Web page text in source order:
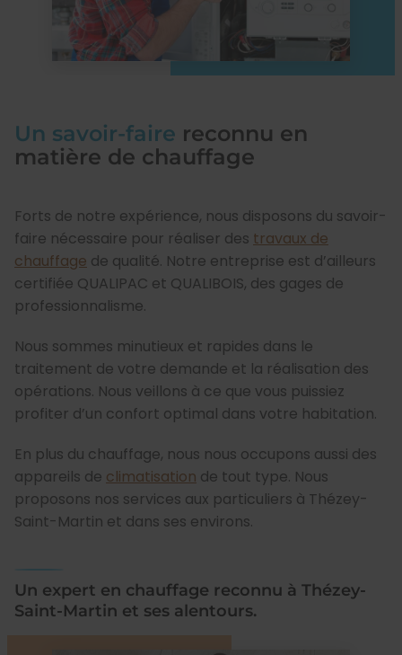
Un savoir-faire reconnu en
matière de chauffage
Forts de notre expérience, nous disposons du savoir-
faire nécessaire pour réaliser des travaux de
chauffage de qualité. Notre entreprise est d’ailleurs
certifiée QUALIPAC et QUALIBOIS, des gages de
professionnalisme.
Nous sommes minutieux et rapides dans le
traitement de votre demande et la réalisation des
opérations. Nous veillons à ce que vous puissiez
profiter d’un confort optimal dans votre habitation.
En plus du chauffage, nous nous occupons aussi des
appareils de climatisation de tout type. Nous
proposons nos services aux particuliers à Thézey-
Saint-Martin et dans ses environs.
Un expert en chauffage reconnu à Thézey-
Saint-Martin et ses alentours.